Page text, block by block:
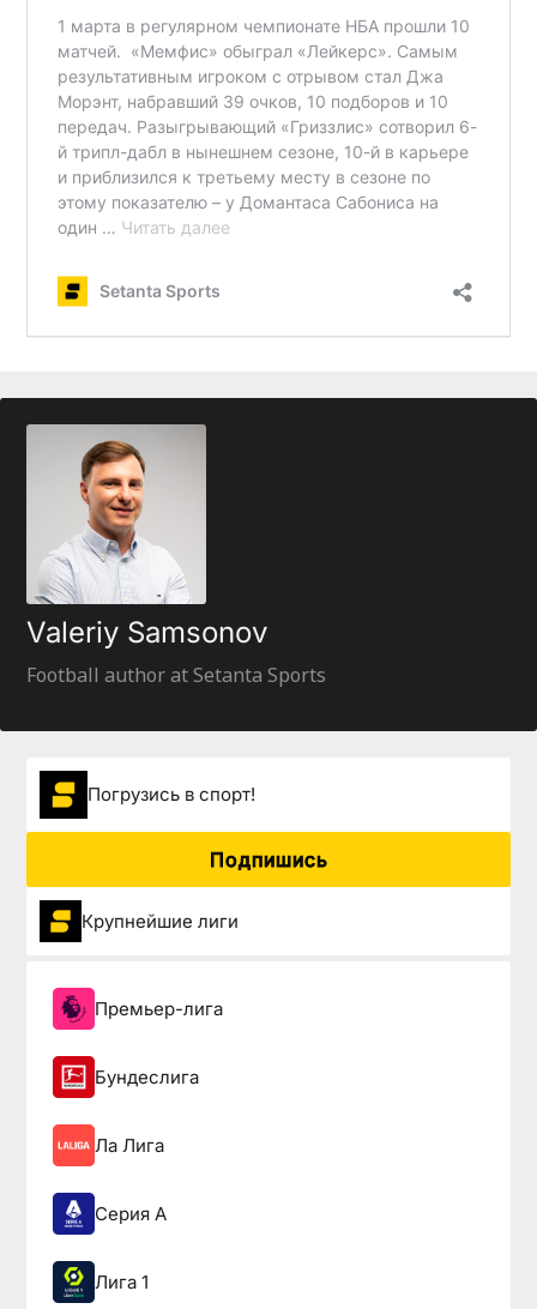
Valeriy Samsonov
Football author at Setanta Sports
Погрузиcь в спорт!
Подпишись
Крупнейшие лиги
Премьер-лига
Бундеслига
Ла Лига
Серия А
Лига 1